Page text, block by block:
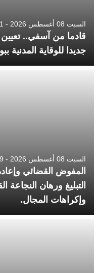
السبت 08 أغسطس 2026 - 10:11
قادما من آسفي.. تعيين
جديدا للوقاية المدنية
السبت 08 أغسطس 2026 - 10:09
المفوض القضائي
التبليغ ورهان النجاعة
وإكراهات المجال.